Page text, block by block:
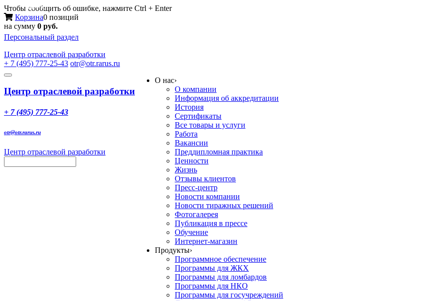
Чтобы сообщить об ошибке, нажмите Ctrl + Enter
Корзина0 позиций
на сумму 0 руб.
Персональный раздел
Центр отраслевой разработки
+ 7 (495) 777-25-43 otr@otr.rarus.ru
Toggle
Меню
Центр отраслевой разработки
+ 7 (495) 777-25-43
otr@otr.rarus.ru
Центр отраслевой разработки
О нас›
О компании
Информация об аккредитации
История
Сертификаты
Все товары и услуги
Работа
Вакансии
Преддипломная практика
Ценности
Жизнь
Отзывы клиентов
Пресс-центр
Новости компании
Новости тиражных решений
Фотогалерея
Публикация в прессе
Обучение
Интернет-магазин
Продукты›
Программное обеспечение
Программы для ЖКХ
Программы для ломбардов
Программы для НКО
Программы для госучреждений